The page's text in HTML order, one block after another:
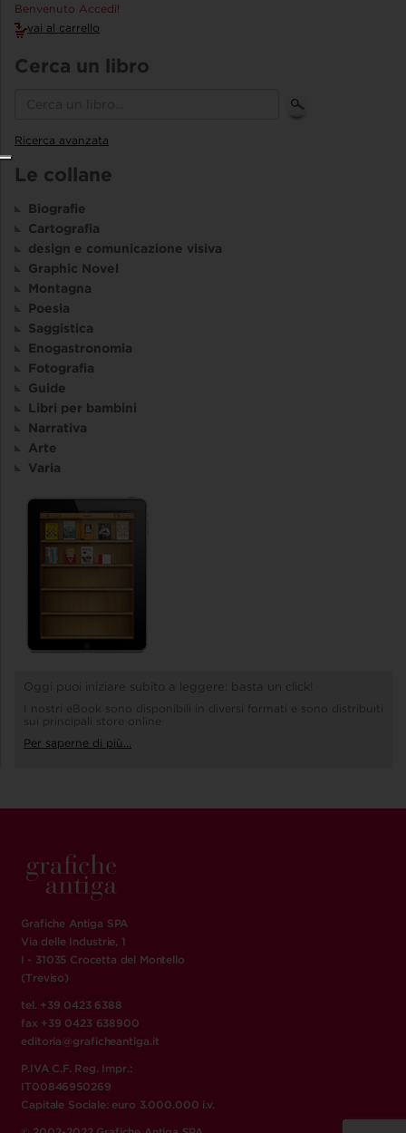
Benvenuto Accedi!
vai al carrello
Cerca un libro
Ricerca avanzata
Le collane
Biografie
Cartografia
design e comunicazione visiva
Graphic Novel
Montagna
Poesia
Saggistica
Enogastronomia
Fotografia
Guide
Libri per bambini
Narrativa
Arte
Varia
Oggi puoi iniziare subito a leggere: basta un click!
I nostri eBook sono disponibili in diversi formati e sono distribuiti
sui principali store online
Per saperne di più...
Grafiche Antiga SPA
Via delle Industrie, 1
I - 31035 Crocetta del Montello
(Treviso)
tel. +39 0423 6388
fax +39 0423 638900
editoria@graficheantiga.it
P.IVA C.F. Reg. Impr.:
IT00846950269
Capitale Sociale: euro 3.000.000 i.v.